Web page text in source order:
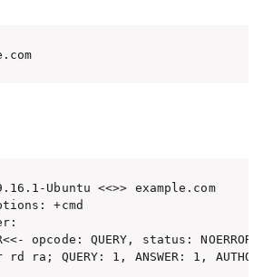
Ubuntu <<>> example.com
+cmd
opcode: QUERY, status:
ra; QUERY: 1, ANSWER: 1,